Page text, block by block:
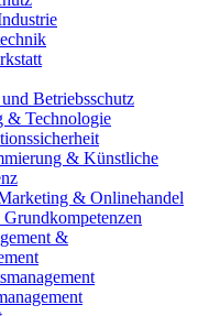
Betriebsschutz
& Technologie
& Künstliche
& Onlinehandel
&